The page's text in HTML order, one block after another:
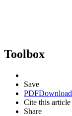
Toolbox
Save
PDFDownload
Cite this article
Share